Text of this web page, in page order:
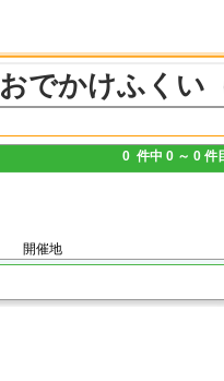
おでかけふくい
0 件中 0 ～ 0 件
開催地